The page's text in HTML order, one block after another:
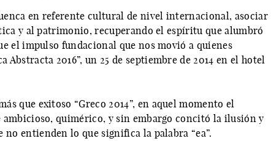
en referente cultural de nivel internacional, asociar
y al patrimonio, recuperando el espíritu que alumbró
el impulso fundacional que nos movió a quienes
Abstracta 2016”, un 25 de septiembre de 2014 en el hotel
que exitoso “Greco 2014”, en aquel momento el
ambicioso, quimérico, y sin embargo concitó la ilusión y
no entienden lo que significa la palabra “ea”.